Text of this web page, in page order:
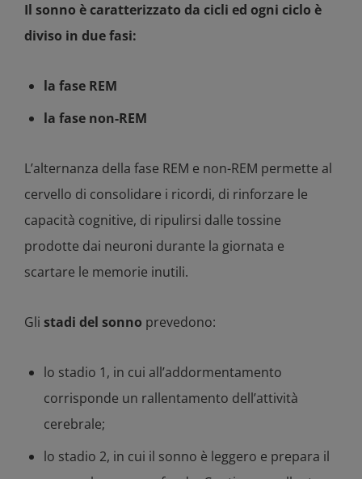
Il sonno è caratterizzato da cicli ed ogni ciclo è
diviso in due fasi:
la fase REM
la fase non-REM
L’alternanza della fase REM e non-REM permette al
cervello di consolidare i ricordi, di rinforzare le
capacità cognitive, di ripulirsi dalle tossine
prodotte dai neuroni durante la giornata e
scartare le memorie inutili.
Gli stadi del sonno prevedono:
lo stadio 1, in cui all’addormentamento
corrisponde un rallentamento dell’attività
cerebrale;
lo stadio 2, in cui il sonno è leggero e prepara il